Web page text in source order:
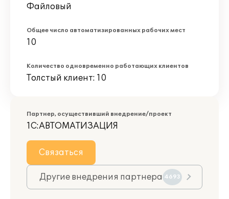
Файловый
Общее число автоматизированных рабочих мест
10
Количество одновременно работающих клиентов
Толстый клиент: 10
Партнер, осуществивший внедрение/проект
1С:АВТОМАТИЗАЦИЯ
Связаться
Другие внедрения партнера 4693